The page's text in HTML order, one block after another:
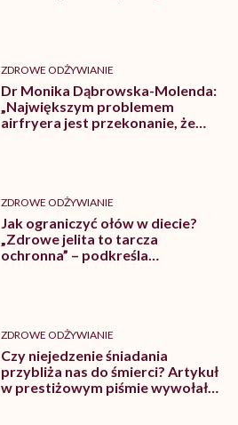
ZDROWE ODŻYWIANIE
Dr Monika Dąbrowska-Molenda:
„Największym problemem
airfryera jest przekonanie, że
ZDROWE ODŻYWIANIE
Jak ograniczyć ołów w diecie?
„Zdrowe jelita to tarcza
ochronna” – podkreśla
ZDROWE ODŻYWIANIE
Czy niejedzenie śniadania
przybliża nas do śmierci? Artykuł
w prestiżowym piśmie wywołał